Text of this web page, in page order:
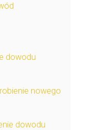
dowodu
nowego
dowodu